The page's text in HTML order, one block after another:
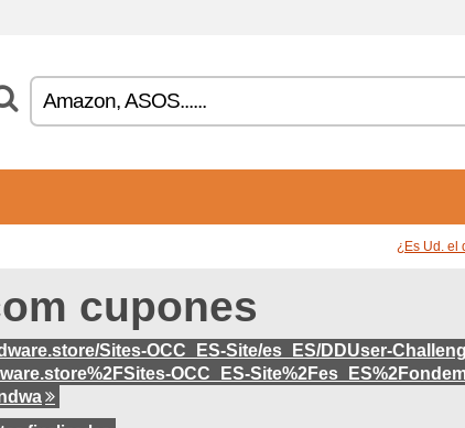
¿Es Ud. el
cupones
Sites-OCC_ES-Site/es_ES/DDUser-
OCC_ES-